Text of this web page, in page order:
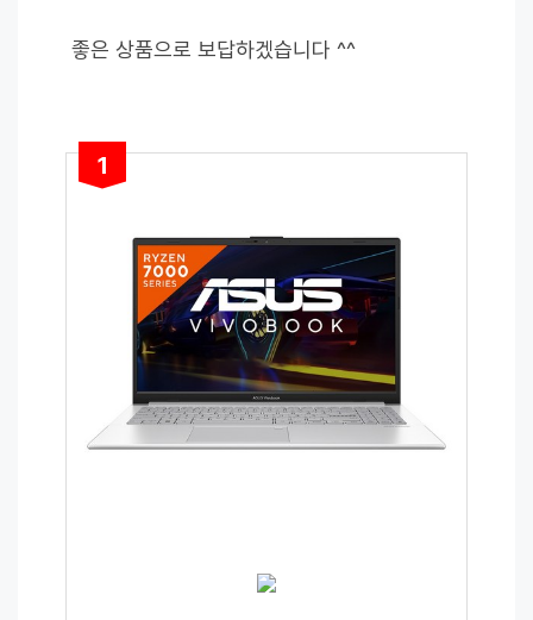
좋은 상품으로 보답하겠습니다 ^^
1